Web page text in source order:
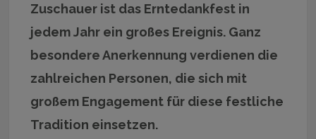
Zuschauer ist das Erntedankfest in
jedem Jahr ein großes Ereignis. Ganz
besondere Anerkennung verdienen die
zahlreichen Personen, die sich mit
großem Engagement für diese festliche
Tradition einsetzen.